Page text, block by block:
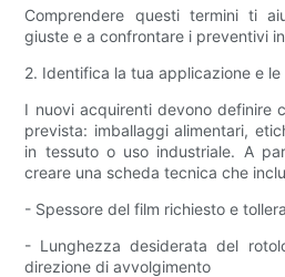
Comprendere questi termini ti
giuste e a confrontare i preventivi
2. Identifica la tua applicazione e
I nuovi acquirenti devono definire
prevista: imballaggi alimentari,
in tessuto o uso industriale. A
creare una scheda tecnica che
- Spessore del film richiesto e
- Lunghezza desiderata del
direzione di avvolgimento